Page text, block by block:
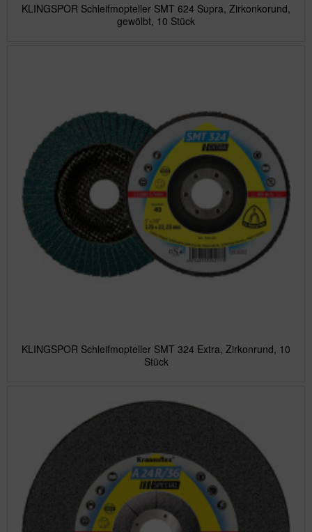
KLINGSPOR Schleifmopteller SMT 624 Supra, Zirkonkorund,
gewölbt, 10 Stück
KLINGSPOR Schleifmopteller SMT 324 Extra, Zirkonrund, 10
Stück